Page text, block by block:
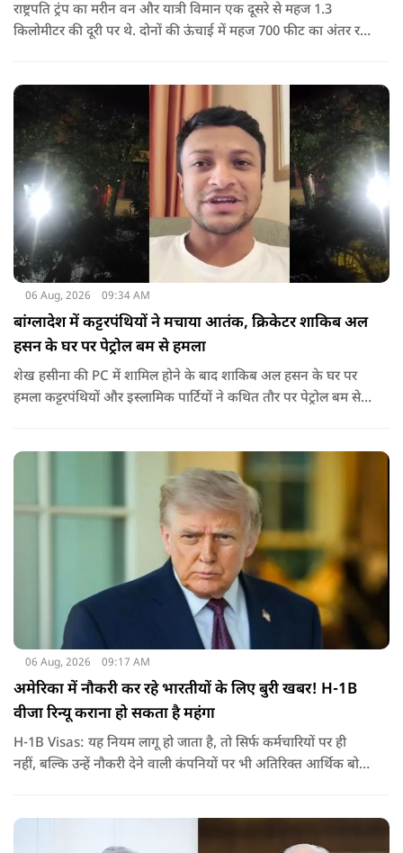
राष्ट्रपति ट्रंप का मरीन वन और यात्री विमान एक दूसरे से महज 1.3
किलोमीटर की दूरी पर थे. दोनों की ऊंचाई में महज 700 फीट का अंतर रह
06 Aug, 2026 09:34 AM
बांग्लादेश में कट्टरपंथियों ने मचाया आतंक, क्रिकेटर शाकिब अल
हसन के घर पर पेट्रोल बम से हमला
शेख हसीना की PC में शामिल होने के बाद शाकिब अल हसन के घर पर
हमला कट्टरपंथियों और इस्लामिक पार्टियों ने कथित तौर पर पेट्रोल बम से
जरिए संबोधन दिया था.
06 Aug, 2026 09:17 AM
अमेरिका में नौकरी कर रहे भारतीयों के लिए बुरी खबर! H-1B
वीजा रिन्यू कराना हो सकता है महंगा
H-1B Visas: यह नियम लागू हो जाता है, तो सिर्फ कर्मचारियों पर ही
नहीं, बल्कि उन्हें नौकरी देने वाली कंपनियों पर भी अतिरिक्त आर्थिक बोझ
वीजा का समय-समय पर नवीनीकरण कराते हैं.